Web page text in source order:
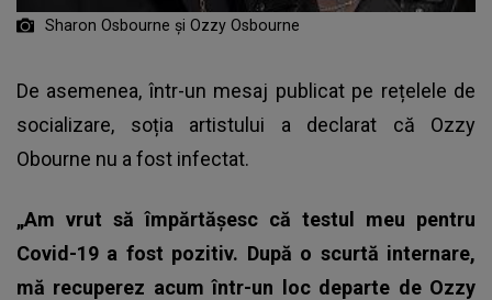
Sharon Osbourne și Ozzy Osbourne
De asemenea, într-un mesaj publicat pe rețelele de
socializare, soția artistului a declarat că Ozzy
Obourne nu a fost infectat.
„Am vrut să împărtăşesc că testul meu pentru
Covid-19 a fost pozitiv. După o scurtă internare,
mă recuperez acum într-un loc departe de Ozzy